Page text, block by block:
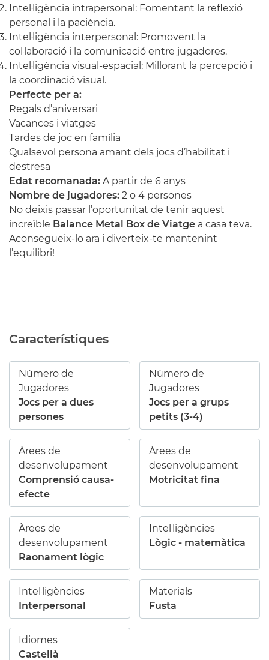
Intel·ligència intrapersonal: Fomentant la reflexió
personal i la paciència.
Intel·ligència interpersonal: Promovent la
col·laboració i la comunicació entre jugadores.
Intel·ligència visual-espacial: Millorant la percepció i
la coordinació visual.
Perfecte per a:
Regals d’aniversari
Vacances i viatges
Tardes de joc en família
Qualsevol persona amant dels jocs d’habilitat i
destresa
Edat recomanada: A partir de 6 anys
Nombre de jugadores: 2 o 4 persones
No deixis passar l’oportunitat de tenir aquest
increïble Balance Metal Box de Viatge a casa teva.
Aconsegueix-lo ara i diverteix-te mantenint
l’equilibri!
Característiques
Número de
Jugadores
Jocs per a dues
persones
Número de
Jugadores
Jocs per a grups
petits (3-4)
Àrees de
desenvolupament
Comprensió causa-
efecte
Àrees de
desenvolupament
Motricitat fina
Àrees de
desenvolupament
Raonament lògic
Intel·ligències
Lògic - matemàtica
Intel·ligències
Interpersonal
Materials
Fusta
Idiomes
Castellà